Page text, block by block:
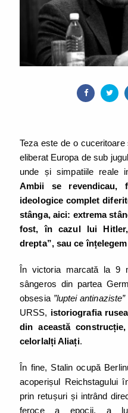
Teza este de o
eliberat Europa de sub
unde și simpatiile reale
Ambii se
ideologice complet
stânga, aici: extrema
fost, în cazul lui
drepta”, sau ce
În victoria marcată la 9
sângeros din partea
obsesia ”luptei antinaziste”
URSS, istoriografia
din această
celorlalți Aliați.
În fine, Stalin ocupă
acoperișul Reichstagului
prin retușuri și intrând
feroce a epocii, a